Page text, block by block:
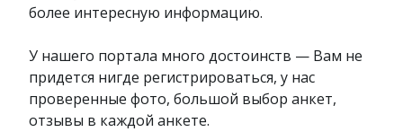
более интересную информацию.
У нашего портала много достоинств — Вам не
придется нигде регистрироваться, у нас
проверенные фото, большой выбор анкет,
отзывы в каждой анкете.